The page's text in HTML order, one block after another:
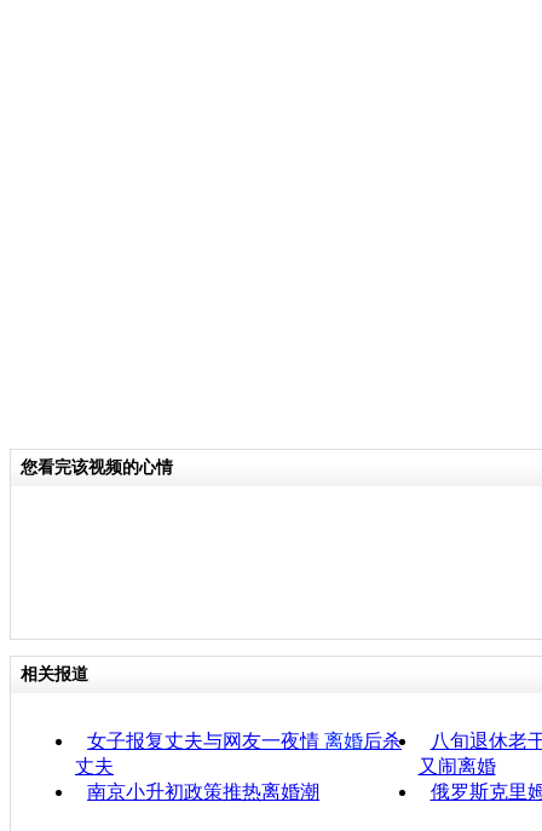
您看完该视频的心情
相关报道
女子报复丈夫与网友一夜情 离婚后杀
丈夫
八旬退休老
又闹离婚
南京小升初政策推热离婚潮
俄罗斯克里